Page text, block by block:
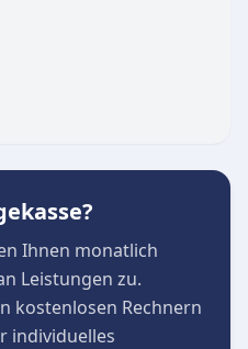
Ihnen monatlich
Leistungen zu.
kostenlosen Rechnern
individuelles